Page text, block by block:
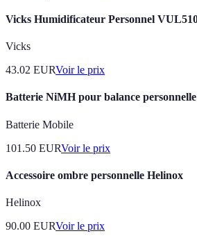
Vicks Humidificateur Personnel
Vicks
43.02 EURVoir le prix
Batterie NiMH pour balance
Batterie Mobile
101.50 EURVoir le prix
Accessoire ombre personnelle Helinox
Helinox
90.00 EURVoir le prix